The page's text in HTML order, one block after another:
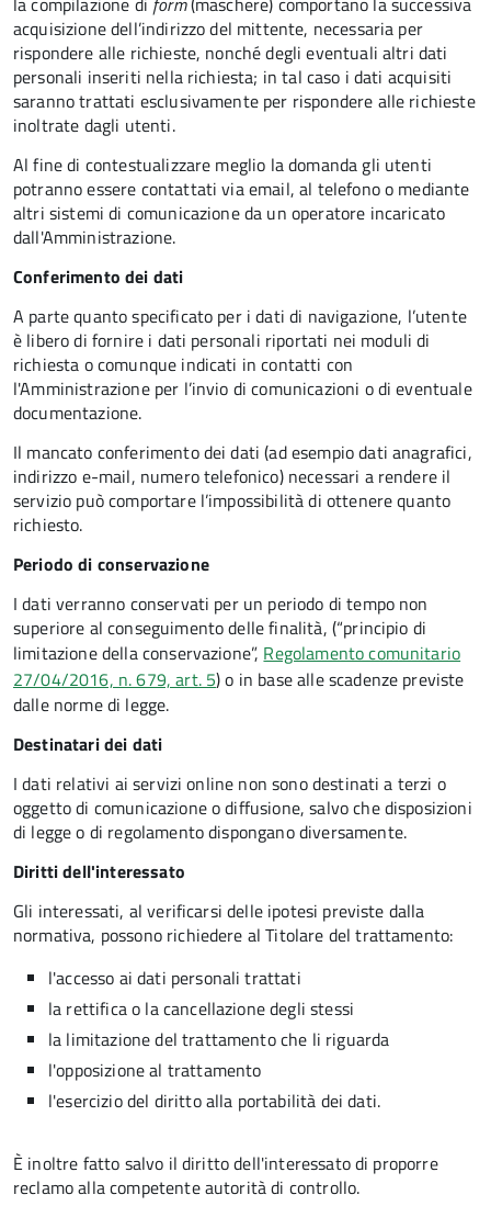
acquisizione dell’indirizzo del mittente, necessaria per
rispondere alle richieste, nonché degli eventuali altri dati
personali inseriti nella richiesta; in tal caso i dati acquisiti
saranno trattati esclusivamente per rispondere alle richieste
inoltrate dagli utenti.
Al fine di contestualizzare meglio la domanda gli utenti
potranno essere contattati via email, al telefono o mediante
altri sistemi di comunicazione da un operatore incaricato
dall'Amministrazione.
Conferimento dei dati
A parte quanto specificato per i dati di navigazione, l’utente
è libero di fornire i dati personali riportati nei moduli di
richiesta o comunque indicati in contatti con
l'Amministrazione per l’invio di comunicazioni o di eventuale
documentazione.
Il mancato conferimento dei dati (ad esempio dati anagrafici,
indirizzo e-mail, numero telefonico) necessari a rendere il
servizio può comportare l’impossibilità di ottenere quanto
richiesto.
Periodo di conservazione
I dati verranno conservati per un periodo di tempo non
superiore al conseguimento delle finalità, (“principio di
limitazione della conservazione”, Regolamento comunitario
27/04/2016, n. 679, art. 5) o in base alle scadenze previste
dalle norme di legge.
Destinatari dei dati
I dati relativi ai servizi online non sono destinati a terzi o
oggetto di comunicazione o diffusione, salvo che disposizioni
di legge o di regolamento dispongano diversamente.
Diritti dell'interessato
Gli interessati, al verificarsi delle ipotesi previste dalla
normativa, possono richiedere al Titolare del trattamento:
l'accesso ai dati personali trattati
la rettifica o la cancellazione degli stessi
la limitazione del trattamento che li riguarda
l'opposizione al trattamento
l'esercizio del diritto alla portabilità dei dati.
È inoltre fatto salvo il diritto dell'interessato di proporre
reclamo alla competente autorità di controllo.